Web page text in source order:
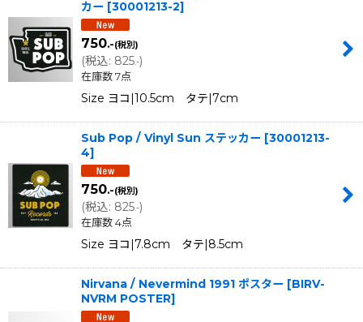
カー [30001213-2]
750.-(税別)
(税込: 825.-)
在庫数 7点
Size ヨコ|10.5cm タテ|7cm
Sub Pop / Vinyl Sun ステッカー [30001213-
4]
750.-(税別)
(税込: 825.-)
在庫数 4点
Size ヨコ|7.8cm タテ|8.5cm
Nirvana / Nevermind 1991 ポスター [BIRV-
NVRM POSTER]